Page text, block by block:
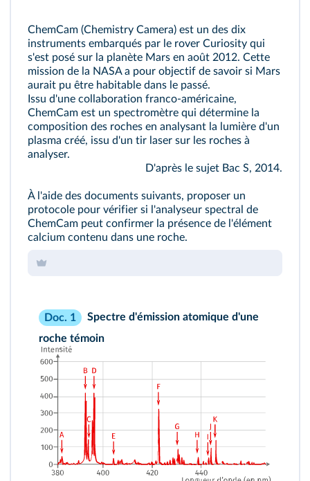
ChemCam (Chemistry Camera) est un des dix
instruments embarqués par le rover Curiosity qui
s'est posé sur la planète Mars en août 2012. Cette
mission de la NASA a pour objectif de savoir si Mars
aurait pu être habitable dans le passé.
Issu d'une collaboration franco-américaine,
ChemCam est un spectromètre qui détermine la
composition des roches en analysant la lumière d'un
plasma créé, issu d'un tir laser sur les roches à
analyser.
D'après le sujet Bac S, 2014.
À l'aide des documents suivants, proposer un
protocole pour vérifier si l'analyseur spectral de
ChemCam peut confirmer la présence de l'élément
calcium contenu dans une roche.
Doc. 1
Spectre d'émission atomique d'une
roche témoin